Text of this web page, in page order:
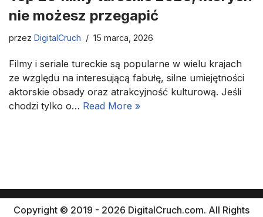
nie możesz przegapić
przez DigitalCruch 15 marca, 2026
Filmy i seriale tureckie są popularne w wielu krajach
ze względu na interesującą fabułę, silne umiejętności
aktorskie obsady oraz atrakcyjność kulturową. Jeśli
chodzi tylko o… Read More »
Copyright © 2019 - 2026 DigitalCruch.com. All Rights